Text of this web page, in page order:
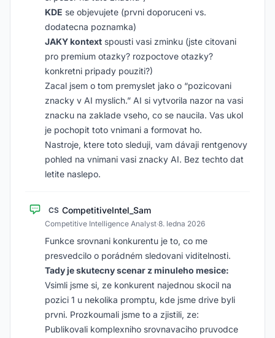
KDE se objevujete (prvni doporuceni vs.
dodatecna poznamka)
JAKY kontext spousti vasi zminku (jste citovani
pro premium otazky? rozpoctove otazky?
konkretni pripady pouziti?)
Zacal jsem o tom premyslet jako o “pozicovani
znacky v AI myslich.” AI si vytvorila nazor na vasi
znacku na zaklade vseho, co se naucila. Vas ukol
je pochopit toto vnimani a formovat ho.
Nastroje, ktere toto sleduji, vam dávaji rentgenovy
pohled na vnimani vasi znacky AI. Bez techto dat
letite naslepo.
CS CompetitiveIntel_Sam
Competitive Intelligence Analyst·8. ledna 2026
Funkce srovnani konkurentu je to, co me
presvedcilo o porádném sledovani viditelnosti.
Tady je skutecny scenar z minuleho mesice:
Vsimli jsme si, ze konkurent najednou skocil na
pozici 1 u nekolika promptu, kde jsme drive byli
prvni. Prozkoumali jsme to a zjistili, ze:
Publikovali komplexniho srovnavaciho pruvodce